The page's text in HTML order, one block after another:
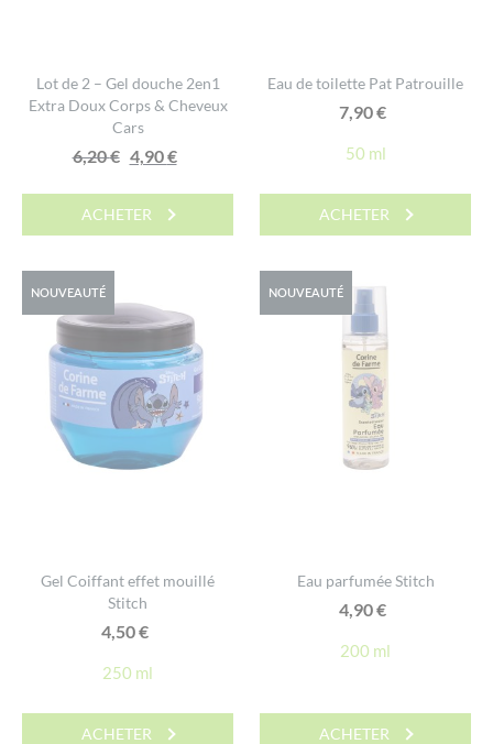
Lot de 2 – Gel douche 2en1
Extra Doux Corps & Cheveux
Cars
6,20€ Le
initial
était :
4,90€
est :
ACHETER
Eau de toilette Pat Patrouille
7,90€
50 ml
ACHETER
NOUVEAUTÉ
Gel Coiffant effet mouillé
Stitch
4,50€
250 ml
ACHETER
NOUVEAUTÉ
Eau parfumée Stitch
4,90€
200 ml
ACHETER